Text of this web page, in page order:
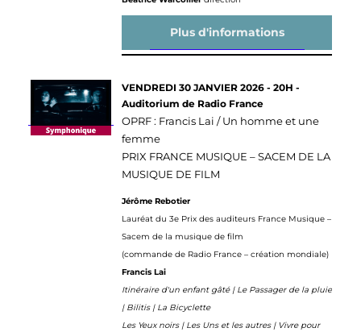
Plus d'informations
VENDREDI 30 JANVIER 2026 - 20H -
Auditorium de Radio France
OPRF : Francis Lai / Un homme et une
femme
PRIX FRANCE MUSIQUE – SACEM DE LA
MUSIQUE DE FILM
Jérôme Rebotier
Lauréat du 3e Prix des auditeurs France Musique –
Sacem de la musique de film
(commande de Radio France – création mondiale)
Francis Lai
Itinéraire d'un enfant gâté | Le Passager de la pluie
| Bilitis | La Bicyclette
Les Yeux noirs | Les Uns et les autres | Vivre pour